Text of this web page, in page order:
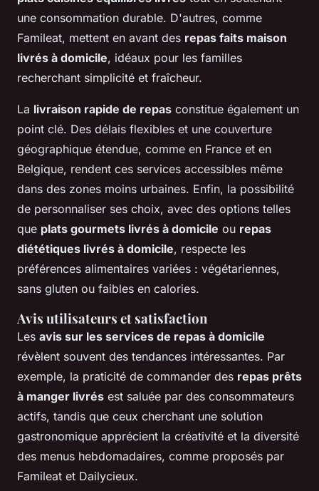
une consommation durable. D'autres, comme
Famileat, mettent en avant des repas faits maison
livrés à domicile, idéaux pour les familles
recherchant simplicité et fraîcheur.
La livraison rapide de repas constitue également un
point clé. Des délais flexibles et une couverture
géographique étendue, comme en France et en
Belgique, rendent ces services accessibles même
dans des zones moins urbaines. Enfin, la possibilité
de personnaliser ses choix, avec des options telles
que plats gourmets livrés à domicile ou repas
diététiques livrés à domicile, respecte les
préférences alimentaires variées : végétariennes,
sans gluten ou faibles en calories.
Avis utilisateurs et satisfaction
Les avis sur les services de repas à domicile
révèlent souvent des tendances intéressantes. Par
exemple, la praticité de commander des repas prêts
à manger livrés est saluée par des consommateurs
actifs, tandis que ceux cherchant une solution
gastronomique apprécient la créativité et la diversité
des menus hebdomadaires, comme proposés par
Famileat et Dailycieux.